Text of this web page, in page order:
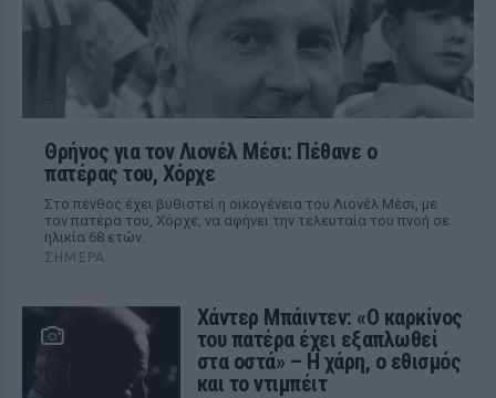
Θρήνος για τον Λιονέλ Μέσι: Πέθανε ο
πατέρας του, Χόρχε
Στο πένθος έχει βυθιστεί η οικογένεια του Λιονέλ Μέσι, με
τον πατέρα του, Χόρχε, να αφήνει την τελευταία του πνοή σε
ηλικία 68 ετών.
ΣΉΜΕΡΑ
Χάντερ Μπάιντεν: «Ο καρκίνος
του πατέρα έχει εξαπλωθεί
στα οστά» – Η χάρη, ο εθισμός
και το ντιμπέιτ